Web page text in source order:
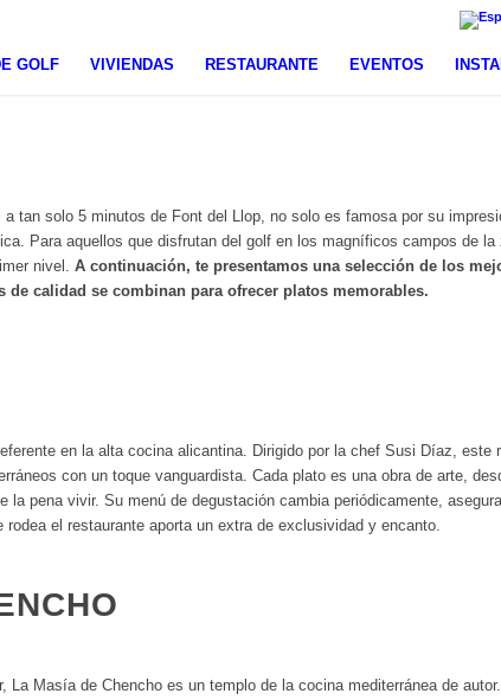
GOLF VIVIENDAS RESTAURANTE EVENTOS
tan solo 5 minutos de Font del Llop, no solo es famosa por su
Para aquellos que disfrutan del golf en los magníficos campos de
nivel. A continuación, te presentamos una selección de los
calidad se combinan para ofrecer platos memorables.
en la alta cocina alicantina. Dirigido por la chef Susi Díaz, este
con un toque vanguardista. Cada plato es una obra de arte,
la pena vivir. Su menú de degustación cambia periódicamente,
el restaurante aporta un extra de exclusividad y encanto.
La Masía de Chencho es un templo de la cocina mediterránea de